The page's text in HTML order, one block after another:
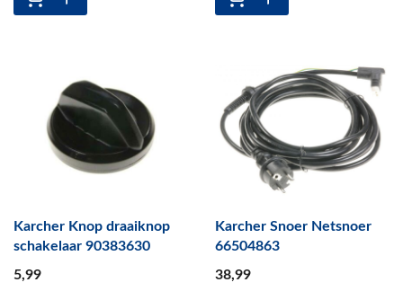
Karcher Knop draaiknop
schakelaar 90383630
5,99
Karcher Snoer Netsnoer
66504863
38,99